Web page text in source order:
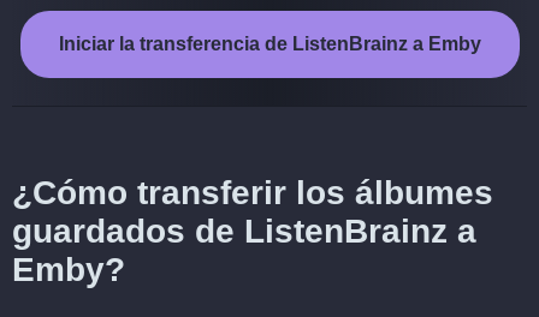
Iniciar la transferencia de ListenBrainz a Emby
¿Cómo transferir los álbumes
guardados de ListenBrainz a
Emby?